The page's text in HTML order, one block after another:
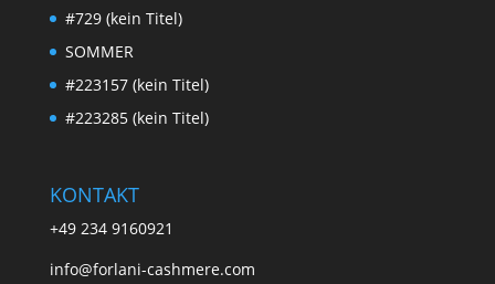
#729 (kein Titel)
SOMMER
#223157 (kein Titel)
#223285 (kein Titel)
KONTAKT
+49 234 9160921
info@forlani-cashmere.com